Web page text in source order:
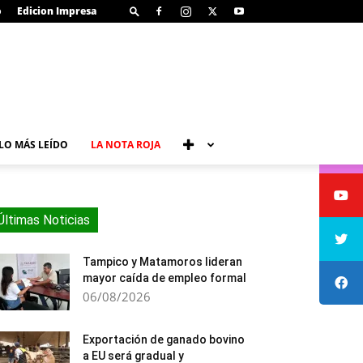
Edicion Impresa
MÁS LEÍDO LA NOTA ROJA
Noticias
Tampico y Matamoros lideran
mayor caída de empleo formal
06/08/2026
Exportación de ganado bovino
a EU será gradual y